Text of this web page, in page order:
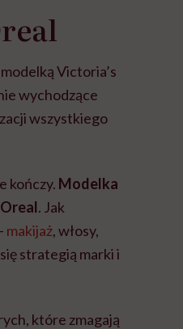
Victoria’s
wychodzące
wszystkiego
kończy. Modelka
. Jak
makijaż, włosy,
strategią marki i
które zmagają